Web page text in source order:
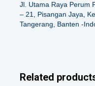
Jl. Utama Raya Perum
– 21, Pisangan Jaya,
Tangerang, Banten -
Related